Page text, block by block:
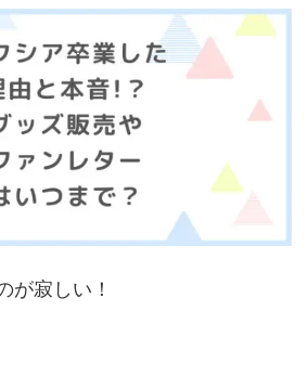
が寂しい！